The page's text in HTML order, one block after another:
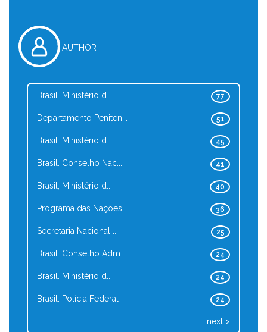
AUTHOR
77
Brasil. Ministério d...
51
Departamento Peniten...
45
Brasil. Ministério d...
41
Brasil. Conselho Nac...
40
Brasil, Ministério d...
36
Programa das Nações ...
25
Secretaria Nacional ...
24
Brasil. Conselho Adm...
24
Brasil. Ministério d...
24
Brasil. Polícia Federal
next >